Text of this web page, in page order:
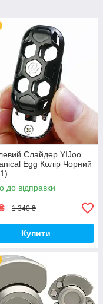
Слайдер YIJoo
Egg Колір Чорний
до відправки
1 340 ₴
Купити